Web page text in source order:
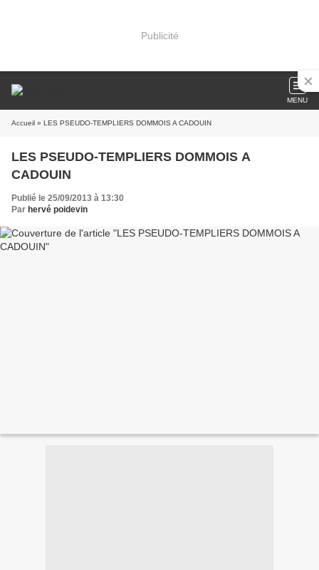
Publicité
MENU
Accueil » LES PSEUDO-TEMPLIERS DOMMOIS A CADOUIN
LES PSEUDO-TEMPLIERS DOMMOIS A
CADOUIN
Publié le 25/09/2013 à 13:30
Par hervé poidevin